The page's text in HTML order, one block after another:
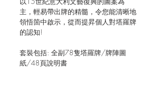
主，輕易帶出牌的精髓，令您能清晰地
領悟箇中啟示，從而提昇個人對塔羅牌
的認知!
套裝包括: 全副78隻塔羅牌/牌陣圖
紙/48頁說明書